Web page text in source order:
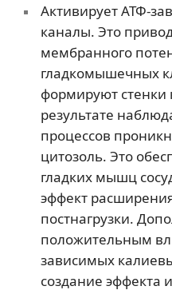
Активирует АТФ-
каналы. Это
мембранного
гладкомышечных
формируют стенки
результате
процессов
цитозоль. Это
гладких мышц
эффект
постнагрузки.
положительным
зависимых
создание эффекта